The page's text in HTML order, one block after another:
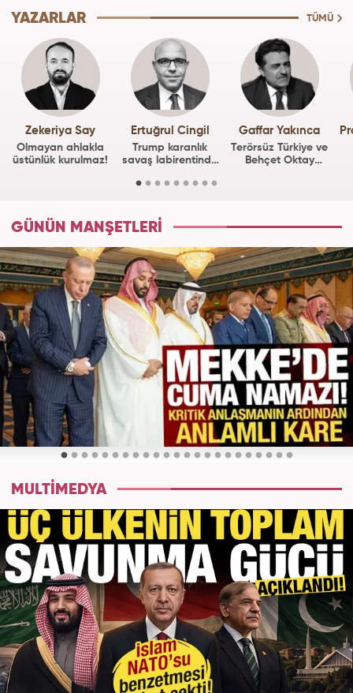
YAZARLAR TÜMÜ
Zekeriya Say
Olmayan ahlakla
üstünlük kurulmaz!
Ertuğrul Cingil
Trump karanlık
savaş labirentinde
Gaffar Yakınca
Terörsüz Türkiye ve
Behçet Oktay
GÜNÜN MANŞETLERİ
MULTİMEDYA